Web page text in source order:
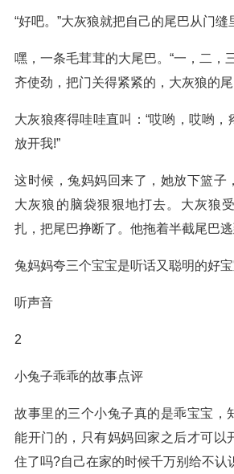
“好吧。”大灰狼就把自己的尾巴从门缝
嘿，一条毛茸茸的大尾巴。“一，二
齐使劲，把门关得紧紧的，大灰狼的尾
大灰狼疼得哇哇直叫：“哎哟，哎哟，
放开我!”
这时候，兔妈妈回来了，她放下篮子
大灰狼的脑袋狠狠地打去。大灰狼
扎，把尾巴挣断了。他拖着半截尾巴逃
兔妈妈夸三个宝宝是听话又聪明的好
听声音
2
小兔子乖乖的故事点评
故事里的三个小兔子真的是乖宝宝，
能开门的，只有妈妈回家之后才可以
住了吗?自己在家的时候千万别给不认